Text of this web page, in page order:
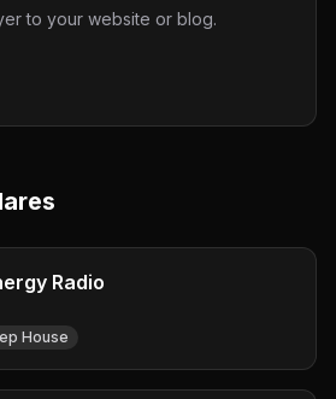
to your website or blog.
Radio
House